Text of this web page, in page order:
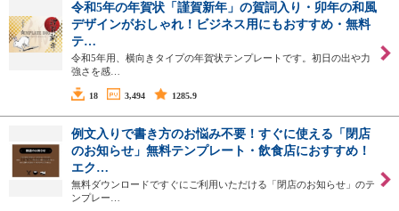
令和5年の年賀状「謹賀新年」の賀詞入り・卯年の和風
デザインがおしゃれ！ビジネス用にもおすすめ・無料
テ…
令和5年用、横向きタイプの年賀状テンプレートです。初日の出や力
強さを感…
18 3,494 1285.9
例文入りで書き方のお悩み不要！すぐに使える「閉店
のお知らせ」無料テンプレート・飲食店におすすめ！
エク…
無料ダウンロードですぐにご利用いただける「閉店のお知らせ」のテ
ンプレー…